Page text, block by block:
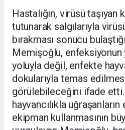
Hastalığın, virüsü taşıyan
tutunarak salgılarıyla
bırakması sonucu
Memişoğlu, enfeksiyonun
yoluyla değil, enfekte
dokularıyla temas
görülebileceğini ifade
hayvancılıkla
ekipman kullanmasının